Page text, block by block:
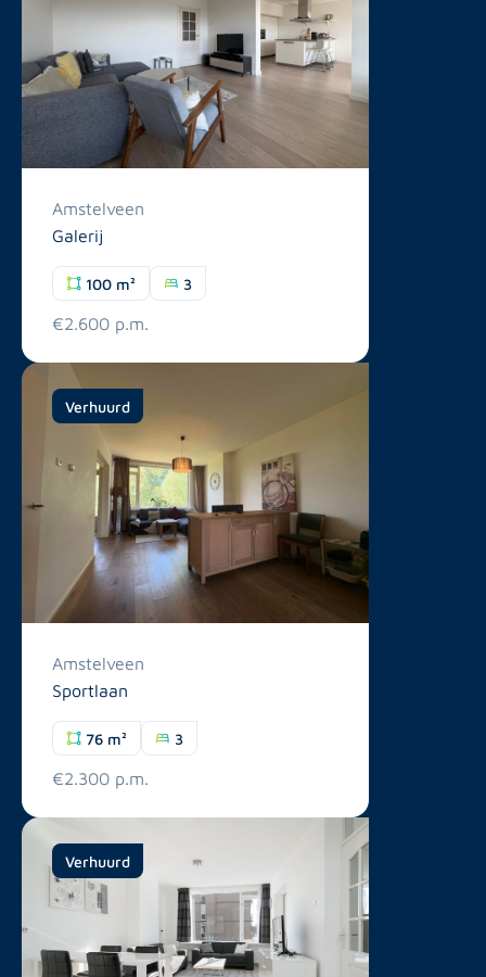
Amstelveen
Galerij
100 m² 3
€2.600 p.m.
Verhuurd
Amstelveen
Sportlaan
76 m² 3
€2.300 p.m.
Verhuurd